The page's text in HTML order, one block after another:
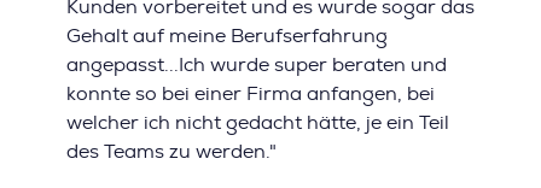
Kunden vorbereitet und es wurde sogar das
Gehalt auf meine Berufserfahrung
angepasst...Ich wurde super beraten und
konnte so bei einer Firma anfangen, bei
welcher ich nicht gedacht hätte, je ein Teil
des Teams zu werden."